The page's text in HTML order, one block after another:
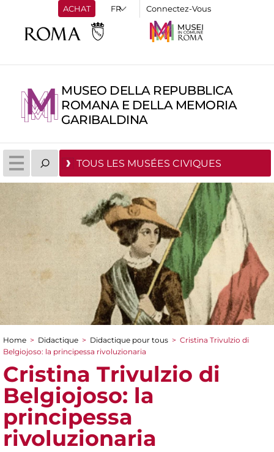
ACHAT Connectez-Vous
MUSEO DELLA REPUBBLICA
ROMANA E DELLA MEMORIA
GARIBALDINA
TOUS LES MUSÉES CIVIQUES
You are here
Home > Didactique > Didactique pour tous > Cristina Trivulzio di
Belgiojoso: la principessa rivoluzionaria
Cristina Trivulzio di
Belgiojoso: la
principessa
rivoluzionaria